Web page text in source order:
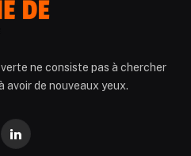
ne consiste pas à chercher
avoir de nouveaux yeux.
LinkedIn